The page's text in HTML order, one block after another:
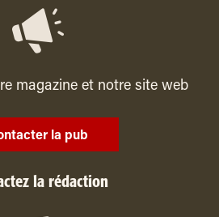
magazine et notre site web
la pub
la rédaction